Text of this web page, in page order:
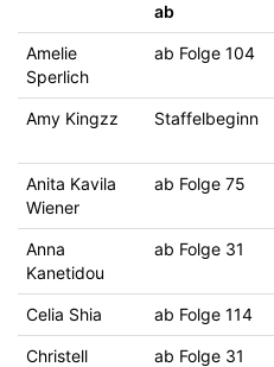
ab
Amelie
Sperlich
ab Folge 104
Amy Kingzz Staffelbeginn
Anita Kavila
Wiener
ab Folge 75
Anna
Kanetidou
ab Folge 31
Celia Shia ab Folge 114
Christell
ab Folge 31